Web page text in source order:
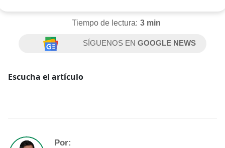
Tiempo de lectura: 3 min
SÍGUENOS ENGOOGLE NEWS
Escucha el artículo
Por: